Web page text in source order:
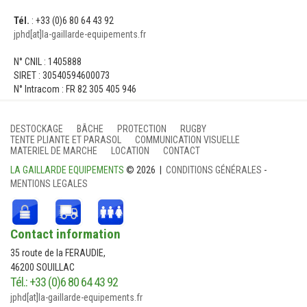
TENTE PLIANTE ET PARASOL
COMMUNICATION VISUELLE
MATERIEL DE MARCHE
LOCATION
CONTACT
Tél. : +33 (0)6 80 64 43 92
jphd[at]la-gaillarde-equipements.fr
N° CNIL : 1405888
SIRET : 30540594600073
N° Intracom : FR 82 305 405 946
DESTOCKAGE BÂCHE PROTECTION
RUGBY
TENTE PLIANTE ET PARASOL
COMMUNICATION VISUELLE
MATERIEL DE MARCHE
LOCATION
CONTACT
LA GAILLARDE EQUIPEMENTS © 2026 | CONDITIONS GÉNÉRALES -
MENTIONS LEGALES
Contact information
35 route de la FERAUDIE,
46200 SOUILLAC
Tél.: +33 (0)6 80 64 43 92
jphd[at]la-gaillarde-equipements.fr